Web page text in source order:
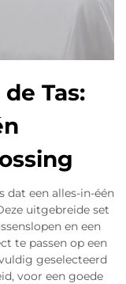
Tas:
dat een alles-in-één
uitgebreide set
en een
te passen op een
geselecteerd
voor een goede